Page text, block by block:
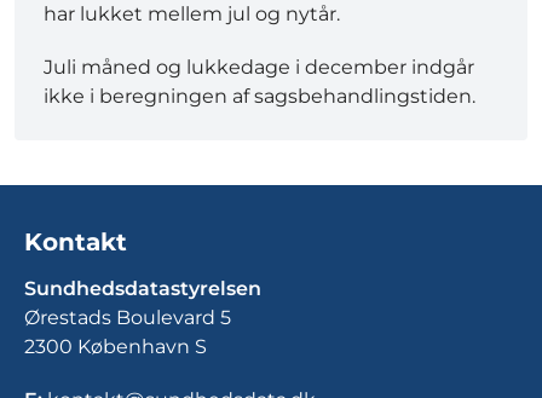
har lukket mellem jul og nytår.
Juli måned og lukkedage i december indgår
ikke i beregningen af sagsbehandlingstiden.
Kontakt
Sundhedsdatastyrelsen
Ørestads Boulevard 5
2300 København S